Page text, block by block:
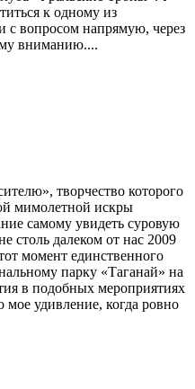
к одному из
с вопросом напрямую, через
вниманию....
творчество которого
мимолетной искры
самому увидеть суровую
столь далеком от нас 2009
момент единственного
парку «Таганай» на
в подобных мероприятиях
мое удивление, когда ровно